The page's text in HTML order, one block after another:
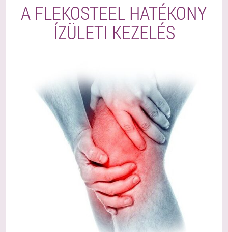
A FLEKOSTEEL HATÉKONY
ÍZÜLETI KEZELÉS